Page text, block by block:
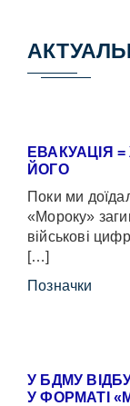
ЕВАКУАЦІЯ
ЙОГО
Поки ми
«Мороку»
військові
[…]
Позначки
У БДМУ
У ФОРМАТІ